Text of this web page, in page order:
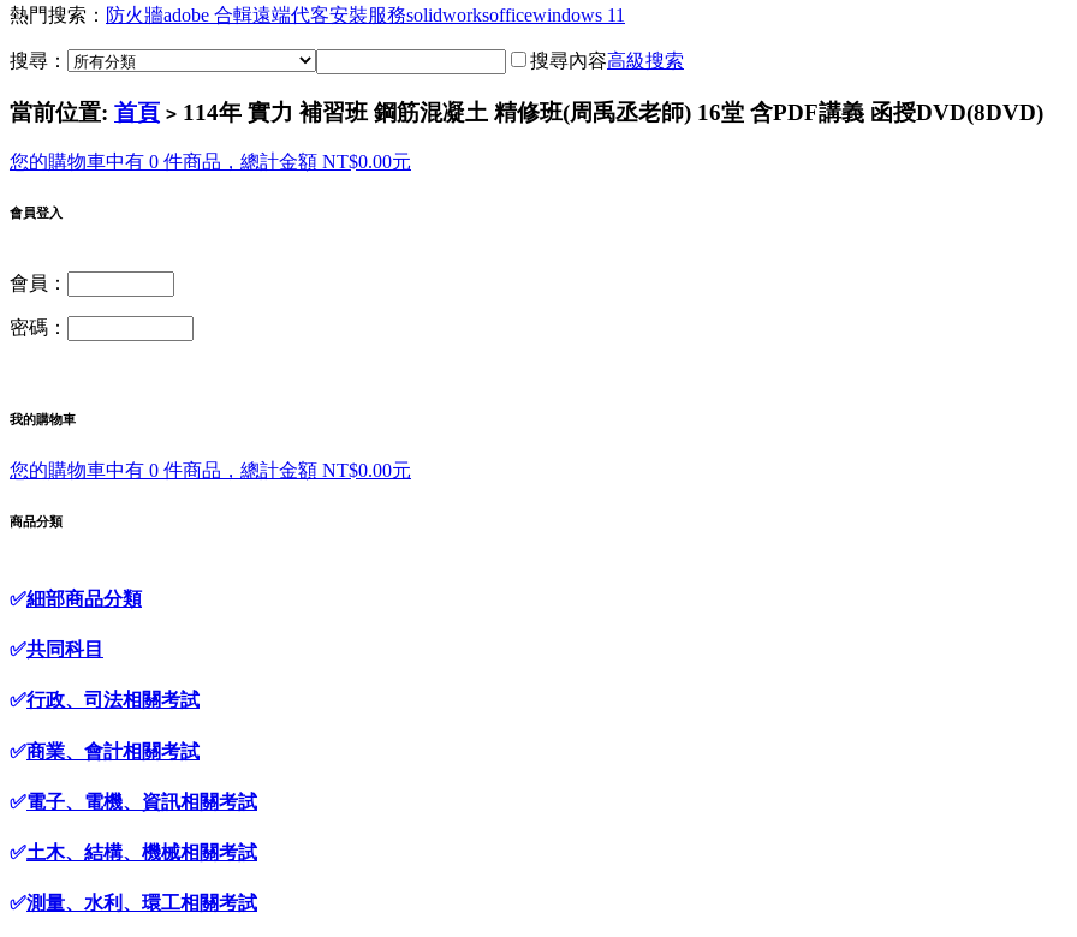
熱門搜索： 防火牆adobe 合輯遠端代客安裝服務solidworksofficewindows 11
搜尋： 搜尋內容高級搜索
當前位置: 首頁 > 114年 實力 補習班 鋼筋混凝土 精修班(周禹丞老師) 16堂 含PDF講義 函授DVD(8DVD)
您的購物車中有 0 件商品，總計金額 NT$0.00元
會員登入
會員：
密碼：
我的購物車
您的購物車中有 0 件商品，總計金額 NT$0.00元
商品分類
✅細部商品分類
✅共同科目
✅行政、司法相關考試
✅商業、會計相關考試
✅電子、電機、資訊相關考試
✅土木、結構、機械相關考試
✅測量、水利、環工相關考試